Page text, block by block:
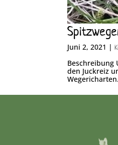
Juni 2, 2021 |
Beschreibung
den Juckreiz